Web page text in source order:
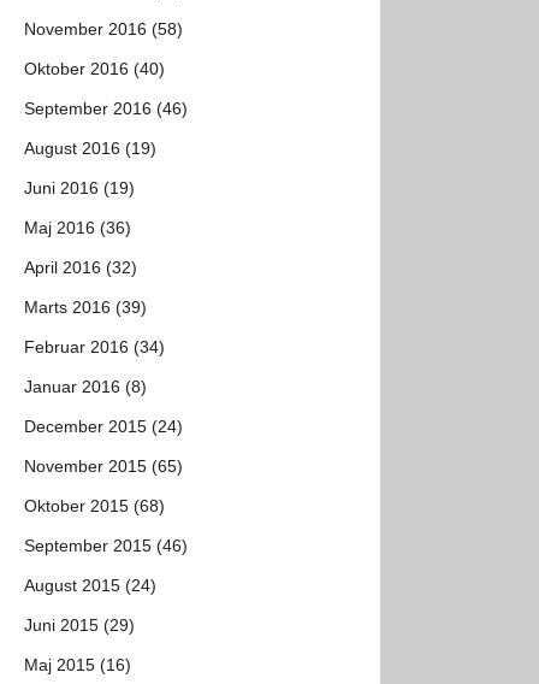
November 2016 (58)
Oktober 2016 (40)
September 2016 (46)
August 2016 (19)
Juni 2016 (19)
Maj 2016 (36)
April 2016 (32)
Marts 2016 (39)
Februar 2016 (34)
Januar 2016 (8)
December 2015 (24)
November 2015 (65)
Oktober 2015 (68)
September 2015 (46)
August 2015 (24)
Juni 2015 (29)
Maj 2015 (16)